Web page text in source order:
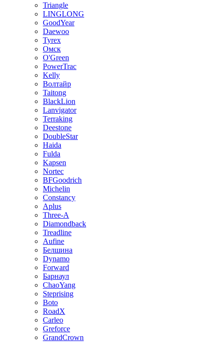
Triangle
LINGLONG
GoodYear
Daewoo
Tyrex
Омск
O'Green
PowerTrac
Kelly
Волтайр
Taitong
BlackLion
Lanvigator
Terraking
Deestone
DoubleStar
Haida
Fulda
Kapsen
Nortec
BFGoodrich
Michelin
Constancy
Aplus
Three-A
Diamondback
Treadline
Aufine
Белшина
Dynamo
Forward
Барнаул
ChaoYang
Steprising
Boto
RoadX
Carleo
Greforce
GrandCrown